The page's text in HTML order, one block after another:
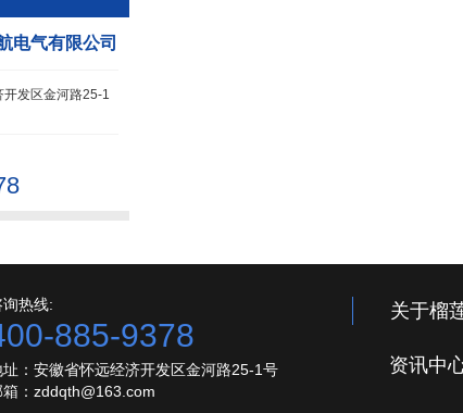
电气有限公司
开发区金河路25-1
询热线:
885-9378
：安徽省怀远经济开发区金河路25-1号
：zddqth@163.com
关于榴
资讯中